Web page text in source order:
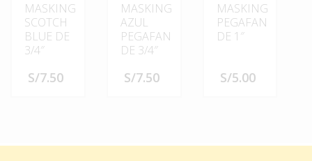
MASKING
SCOTCH
BLUE DE
3/4″
S/7.50
MASKING
AZUL
PEGAFAN
DE 3/4″
S/7.50
MASKING
PEGAFAN
DE 1″
S/5.00